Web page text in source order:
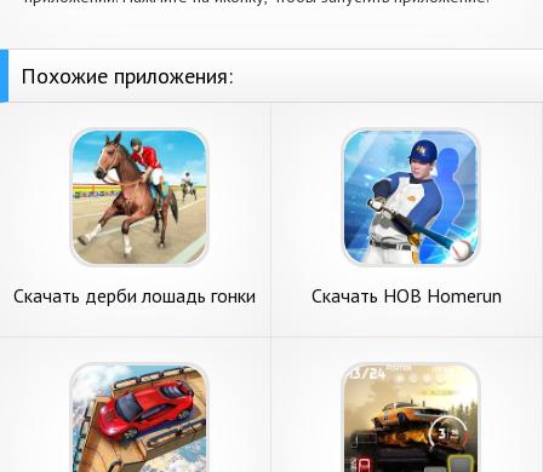
Похожие приложения:
Скачать дерби лошадь гонки
Скачать HOB Homerun